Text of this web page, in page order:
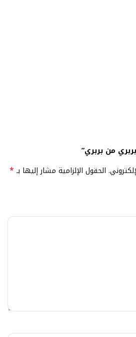
من بربري”
الحقول الإلزامية مشار إليها بـ *